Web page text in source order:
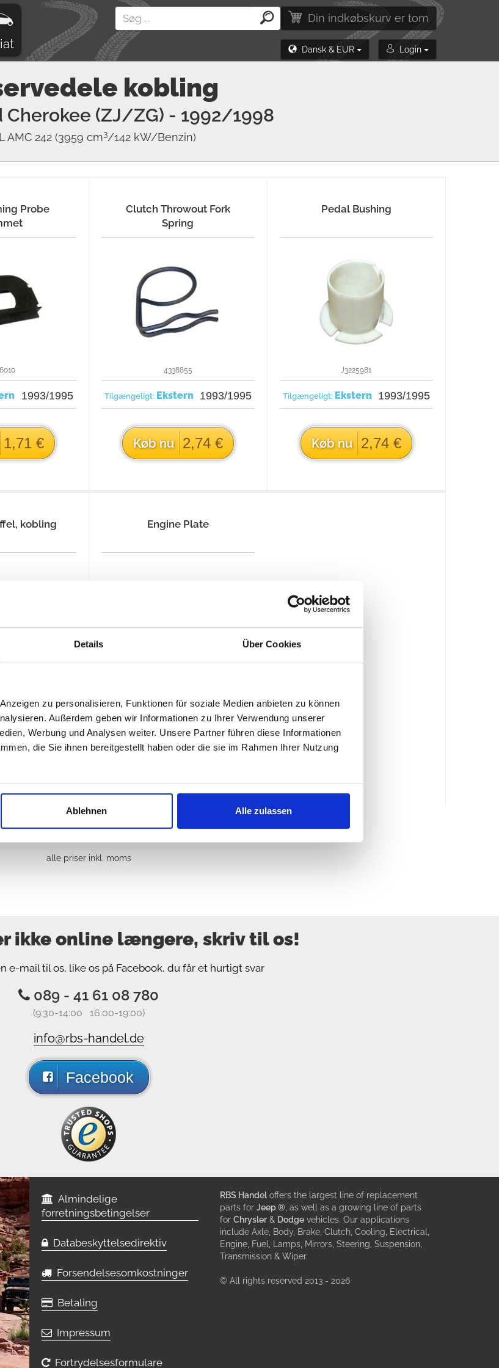
Details Über Cookies
zu personalisieren, Funktionen für soziale Medien anbieten zu können
Außerdem geben wir Informationen zu Ihrer Verwendung unserer
Werbung und Analysen weiter. Unsere Partner führen diese Informationen
die Sie ihnen bereitgestellt haben oder die sie im Rahmen Ihrer Nutzung
Ablehnen Alle zulassen
Din indkøbskurv er tom
Dansk & EUR Login
kobling
Cherokee (ZJ/ZG) - 1992/1998
AMC 242 (3959 cm3/142 kW/Benzin)
Probe
1993/1995
1,71 €
Clutch Throwout Fork
Spring
4338855
Tilgængeligt: Ekstern 1993/1995
Køb nu 2,74 €
Pedal Bushing
J3225981
Tilgængeligt: Ekstern 1993/1995
Køb nu 2,74 €
kobling
1993/1995
Engine Plate
alle priser inkl. moms
ikke online længere, skriv til os!
e-mail til os, like os på Facebook, du får et hurtigt svar
089 - 41 61 08 780
(9:30-14:00 16:00-19:00)
info@rbs-handel.de
Facebook
Almindelige
forretningsbetingelser
Databeskyttelsedirektiv
Forsendelsesomkostninger
Betaling
Impressum
Fortrydelsesformulare
RBS Handel offers the largest line of replacement
parts for Jeep ® , as well as a growing line of parts
for Chrysler & Dodge vehicles. Our applications
include Axle, Body, Brake, Clutch, Cooling, Electrical,
Engine, Fuel, Lamps, Mirrors, Steering, Suspension,
Transmission & Wiper.
© All rights reserved 2013 - 2026